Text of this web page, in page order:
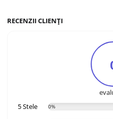
RECENZII CLIENȚI
5 Stele
0%